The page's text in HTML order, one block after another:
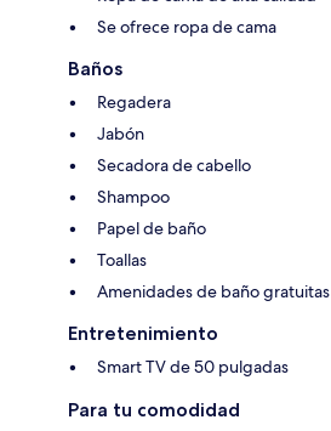
Se ofrece ropa de cama
Baños
Regadera
Jabón
Secadora de cabello
Shampoo
Papel de baño
Toallas
Amenidades de baño gratuitas
Entretenimiento
Smart TV de 50 pulgadas
Para tu comodidad